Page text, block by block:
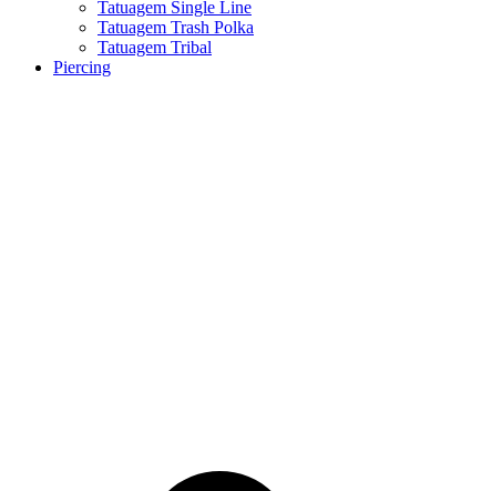
Tatuagem Single Line
Tatuagem Trash Polka
Tatuagem Tribal
Piercing